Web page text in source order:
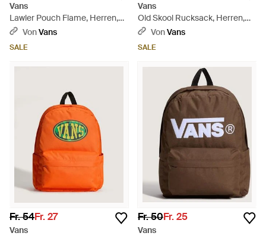
Vans
Lawler Pouch Flame, Herren,
Größe - Orange
VonVans
SALE
Vans
Old Skool Rucksack, Herren,
Größe - Blau
VonVans
SALE
Fr. 54Fr. 27
Vans
Fr. 50Fr. 25
Vans